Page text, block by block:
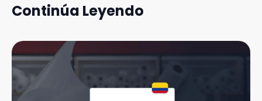
Continúa Leyendo